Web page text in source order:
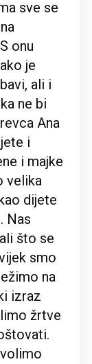
sve se
onu
je
ali i
ne bi
Ana
i
i majke
velika
dijete
Nas
što se
smo
na
izraz
žrtve